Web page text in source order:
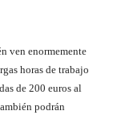
ven enormemente
horas de trabajo
de 200 euros al
podrán